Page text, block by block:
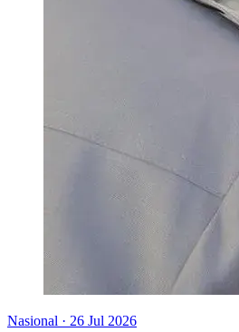
Nasional · 26 Jul 2026